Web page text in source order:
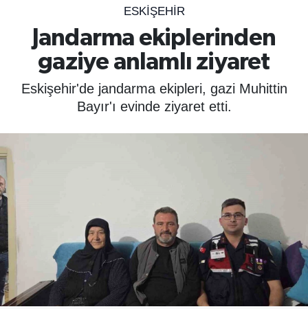
ESKIŞEHIR
Jandarma ekiplerinden
gaziye anlamlı ziyaret
Eskişehir'de jandarma ekipleri, gazi Muhittin
Bayır'ı evinde ziyaret etti.
ÇEVRE
YAŞAM
MAGAZİN